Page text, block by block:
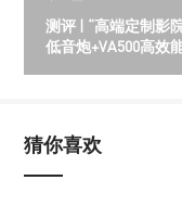
测评 | “高端定制影
低音炮+VA500高效
猜你喜欢